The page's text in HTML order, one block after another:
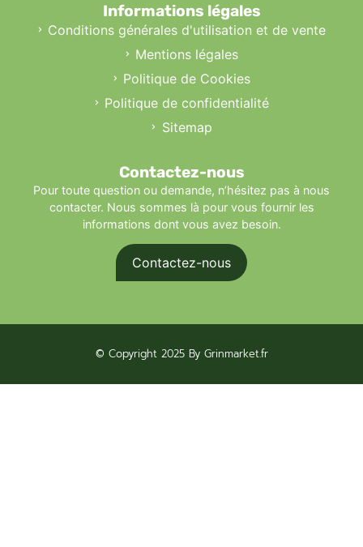
Informations légales
Conditions générales d'utilisation et de vente
Mentions légales
Politique de Cookies
Politique de confidentialité
Sitemap
Contactez-nous
Pour toute question ou demande, n’hésitez pas à nous
contacter. Nous sommes là pour vous fournir les
informations dont vous avez besoin.
Contactez-nous
© Copyright 2025 By Grinmarket.fr